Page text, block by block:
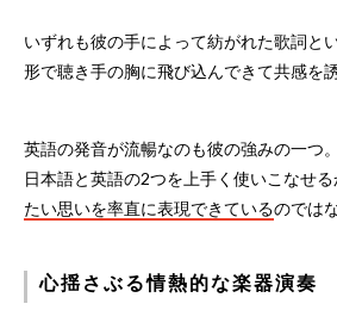
いずれも彼の手によって紡がれた歌詞と
形で聴き手の胸に飛び込んできて共感を
英語の発音が流暢なのも彼の強みの一つ。
日本語と英語の2つを上手く使いこなせる
たい思いを率直に表現できているのでは
心揺さぶる情熱的な楽器演奏